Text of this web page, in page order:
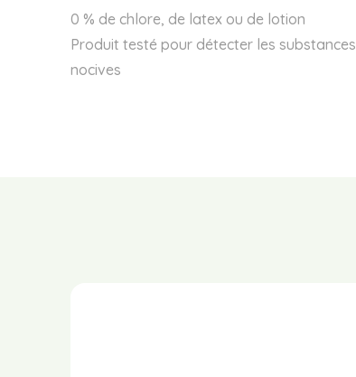
0 % de chlore, de latex ou de lotion
Produit testé pour détecter les substances
nocives